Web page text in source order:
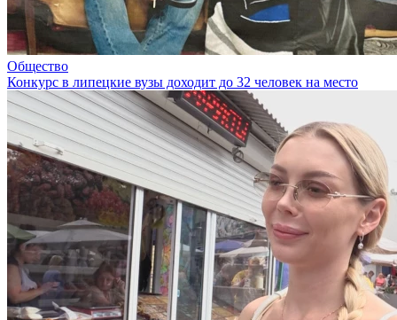
Общество
Конкурс в липецкие вузы доходит до 32 человек на место